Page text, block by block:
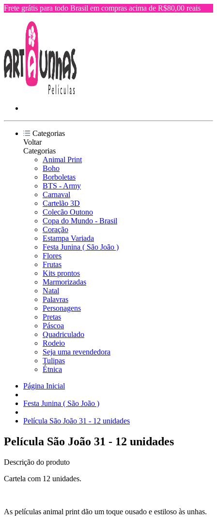
Frete grátis para todo Brasil em compras acima de R$80,00 reais
Categorias
Voltar
Categorias
Animal Print
Boho
Borboletas
BTS - Army
Carnaval
Cartelão 3D
Colecão Outono
Copa do Mundo - Brasil
Coração
Estampa Variada
Festa Junina ( São João )
Flores
Frutas
Kits prontos
Marmorizadas
Natal
Palavras
Personagens
Pretas
Páscoa
Quadriculado
Rodeio
Seja uma revendedora
Tulipas
Étnica
Página Inicial
Festa Junina ( São João )
Película São João 31 - 12 unidades
Película São João 31 - 12 unidades
Descrição do produto
Cartela com 12 unidades.
As películas animal print dão um toque ousado e estiloso às unhas.